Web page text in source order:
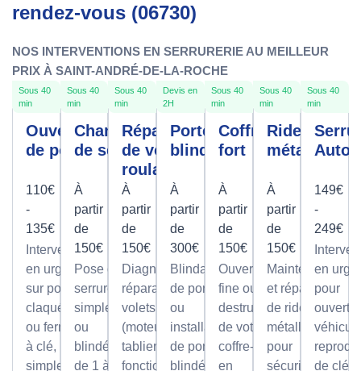
rendez-vous (06730)
NOS INTERVENTIONS EN SERRURERIE AU MEILLEUR
PRIX À SAINT-ANDRÉ-DE-LA-ROCHE
Sous 40
min
Ouverture
de porte
110€
-
135€
Intervention
en urgence
sur portes
claquées
ou fermées
à clé,
simples ou
Sous 40
min
Changement
de serrure
À
partir
de
150€
Pose de
serrures,
simples
ou
blindée
de 1 à 5
Sous 40
min
Réparation
de volet
roulant
À
partir
de
150€
Diagnostic et
réparation de
volets roulants
(moteur ou
tablier) pour un
fonctionnement
Devis en
2H
Porte
blindée
À
partir
de
300€
Blindage
de porte
ou
installation
de portes
blindées
Sous 40
min
Coffre
fort
À
partir
de
150€
Ouverture
fine ou par
destruction
de votre
coffre-fort
en
Sous 40
min
Rideau
métallique
À
partir
de
150€
Maintenance
et réparation
de rideaux
métalliques
pour
sécuriser
Sous 40
min
149€
-
249€
en
pour
de clé